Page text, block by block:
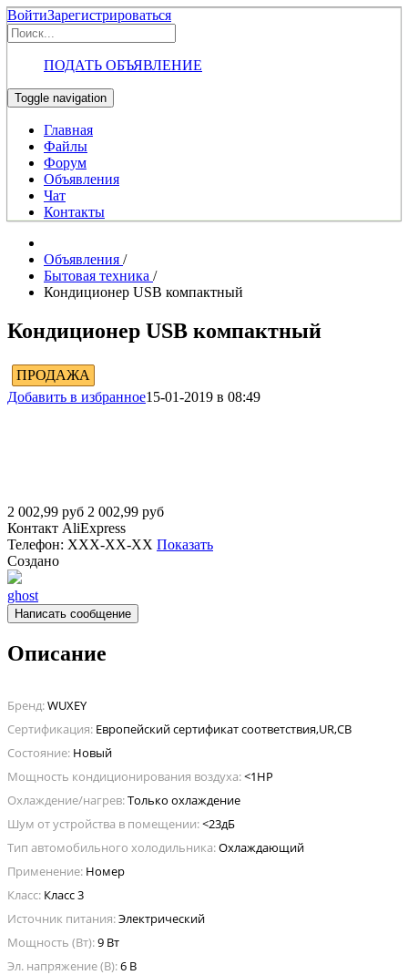
ВойтиЗарегистрироваться
ПОДАТЬ ОБЪЯВЛЕНИЕ
Toggle navigation
Главная
Файлы
Форум
Объявления
Чат
Контакты
Объявления /
Бытовая техника /
Кондиционер USB компактный
Кондиционер USB компактный
ПРОДАЖА
Добавить в избранное15-01-2019 в 08:49
2 002,99 руб 2 002,99 руб
Контакт AliExpress
Телефон: XXX-XX-XX Показать
Создано
ghost
Написать сообщение
Описание
Бренд:WUXEY
Сертификация: Европейский сертификат соответствия,UR,CB
Состояние: Новый
Мощность кондиционирования воздуха:<1HP
Охлаждение/нагрев:Только охлаждение
Шум от устройства в помещении:<23дБ
Тип автомобильного холодильника:Охлаждающий
Применение: Номер
Класс: Класс 3
Источник питания:Электрический
Мощность (Вт):9 Вт
Эл. напряжение (В):6 В